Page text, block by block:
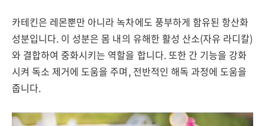
카테킨은 레몬뿐만 아니라 녹차에도 풍부하게 함유된 항산화
성분입니다. 이 성분은 몸 내의 유해한 활성 산소(자유 라디칼)
와 결합하여 중화시키는 역할을 합니다. 또한 간 기능을 강화
시켜 독소 제거에 도움을 주며, 전반적인 해독 과정에 도움을
줍니다.